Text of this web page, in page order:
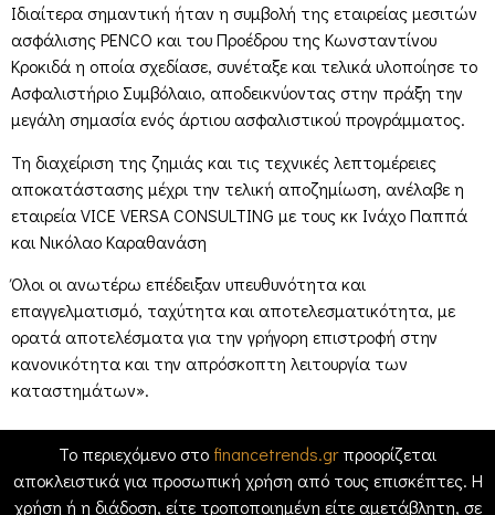
Ιδιαίτερα σημαντική ήταν η συμβολή της εταιρείας μεσιτών
ασφάλισης PENCO και του Προέδρου της Κωνσταντίνου
Κροκιδά η οποία σχεδίασε, συνέταξε και τελικά υλοποίησε το
Ασφαλιστήριο Συμβόλαιο, αποδεικνύοντας στην πράξη την
μεγάλη σημασία ενός άρτιου ασφαλιστικού προγράμματος.
Τη διαχείριση της ζημιάς και τις τεχνικές λεπτομέρειες
αποκατάστασης μέχρι την τελική αποζημίωση, ανέλαβε η
εταιρεία VICE VERSA CONSULTING με τους κκ Ινάχο Παππά
και Νικόλαο Καραθανάση
Όλοι οι ανωτέρω επέδειξαν υπευθυνότητα και
επαγγελματισμό, ταχύτητα και αποτελεσματικότητα, με
ορατά αποτελέσματα για την γρήγορη επιστροφή στην
κανονικότητα και την απρόσκοπτη λειτουργία των
καταστημάτων».
Το περιεχόμενο στο financetrends.grπροορίζεται
αποκλειστικά για προσωπική χρήση από τους επισκέπτες. Η
χρήση ή η διάδοση, είτε τροποποιημένη είτε αμετάβλητη, σε